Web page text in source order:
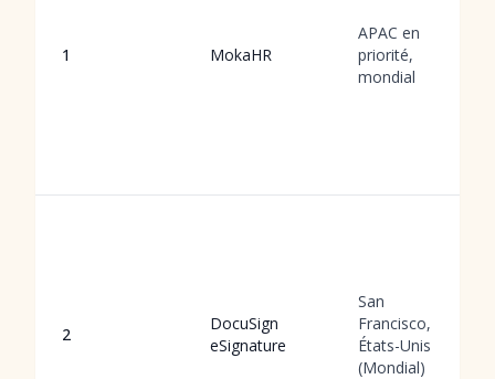
1 MokaHR
APAC en
priorité,
mondial
2
DocuSign
eSignature
San
Francisco,
États-Unis
(Mondial)